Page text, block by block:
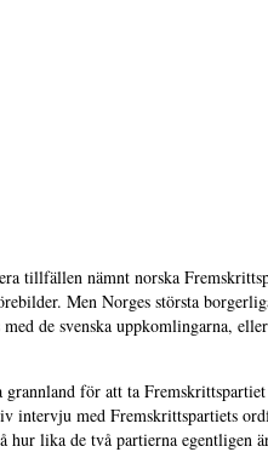
tillfällen nämnt norska
Men Norges största
de svenska uppkomlingarna,
för att ta Fremskrittspartiet
intervju med Fremskrittspartiets
hur lika de två partierna egentligen